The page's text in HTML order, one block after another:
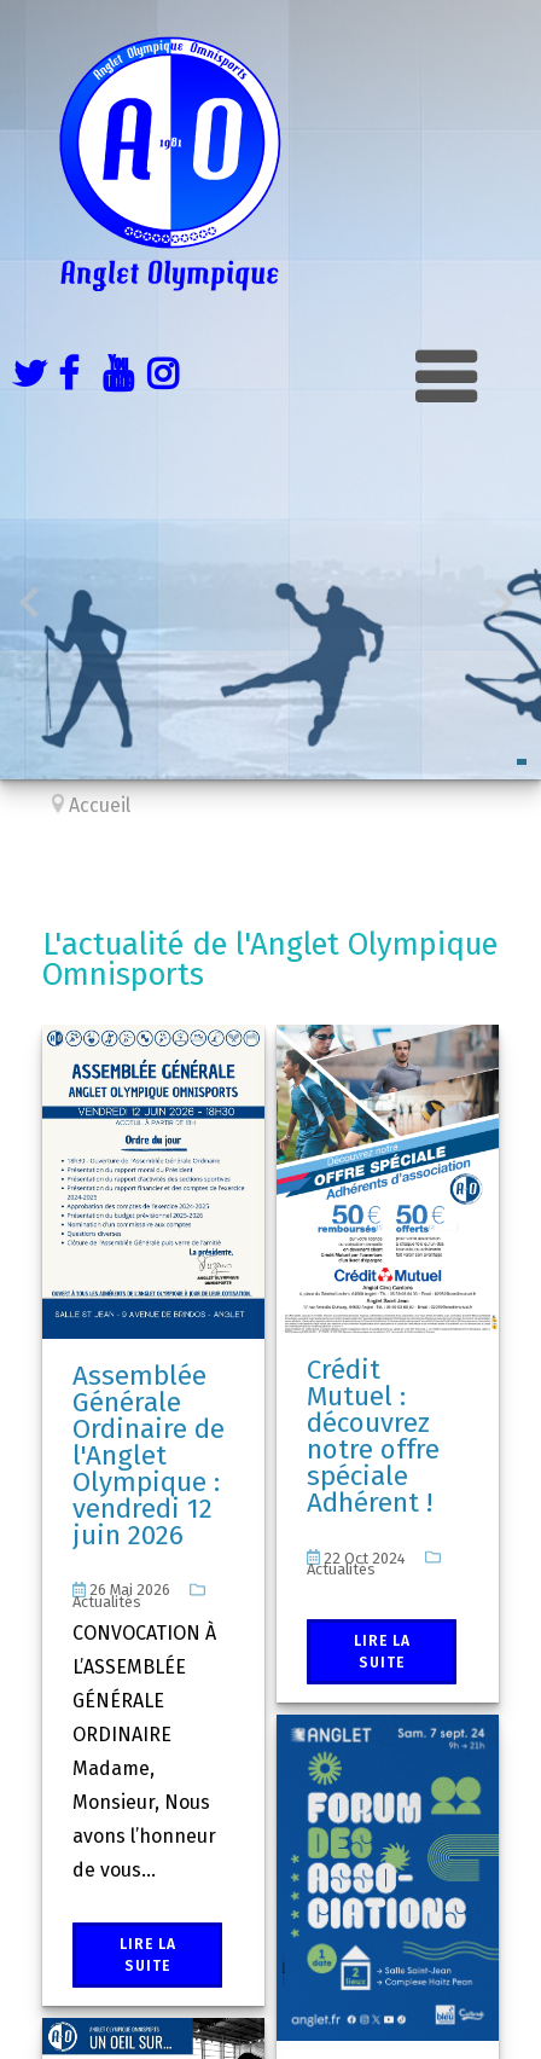
Accueil
L'actualité de l'Anglet Olympique
Omnisports
Assemblée
Générale
Ordinaire de
l'Anglet
Olympique :
vendredi 12
juin 2026
26 Mai 2026
Actualités
CONVOCATION À
L’ASSEMBLÉE
GÉNÉRALE
ORDINAIRE
Madame,
Monsieur, Nous
avons l’honneur
de vous...
LIRE LA
SUITE
Crédit
Mutuel :
découvrez
notre offre
spéciale
Adhérent !
22 Oct 2024
Actualités
LIRE LA
SUITE